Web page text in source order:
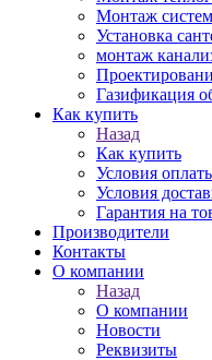
Монтаж
Установка
монтаж
Газификация
Как купить
Назад
Как купить
Условия
Условия
Гарантия на
Производители
Контакты
О компании
Назад
О компании
Новости
Реквизиты